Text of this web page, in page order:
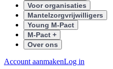
Voor organisaties
Mantelzorgvrijwilligers
Young M-Pact
M-Pact +
Over ons
Account aanmakenLog in